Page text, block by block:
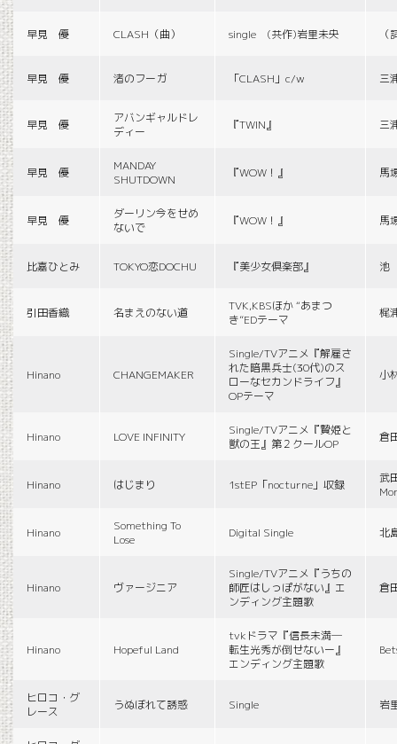
早見 優 CLASH（曲） single (共作)岩里未央
早見 優 渚のフーガ 「CLASH」c/w 三
早見 優
アバンギャルドレ
ディー
『TWIN』 三
早見 優
MANDAY
SHUTDOWN
『WOW！』 馬
早見 優
ダーリン今をせめ
ないで
『WOW！』 馬
比嘉ひとみ TOKYO恋DOCHU 『美少女倶楽部』 池
引田香織 名まえのない道
TVK,KBSほか “あまつ
き”EDテーマ
梶
Hinano CHANGEMAKER
Single/TVアニメ『解雇さ
れた暗黒兵士(30代)のス
ローなセカンドライフ』
OPテーマ
小
Hinano LOVE INFINITY
Single/TVアニメ『贄姫と
獣の王』第２クールOP
倉
Hinano はじまり 1stEP「nocturne」収録
武
Hinano
Something To
Lose
Digital Single 北
Hinano ヴァージニア
Single/TVアニメ『うちの
師匠はしっぽがない』エ
ンディング主題歌
倉
Hinano Hopeful Land
tvkドラマ『信長未満―
転生光秀が倒せないー』
エンディング主題歌
ヒロコ・グ
レース
うぬぼれて誘惑 Single 岩